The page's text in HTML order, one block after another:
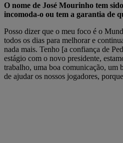
O nome de José Mourinho tem
incomoda-o ou tem a garantia de
Posso dizer que o meu foco é o
todos os dias para melhorar e
nada mais. Tenho [a confiança de
estágio com o novo presidente,
trabalho, uma boa comunicação, um
de ajudar os nossos jogadores,